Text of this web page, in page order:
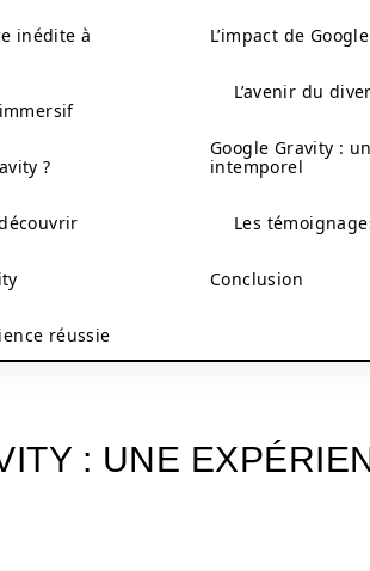
inédite à
?
réussie
L’impact de
L’avenir du
Google Gravity :
intemporel
Les
Conclusion
: UNE